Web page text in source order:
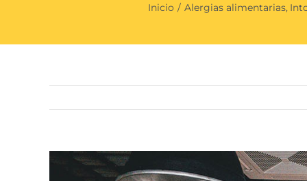
Inicio Alergias alimentarias